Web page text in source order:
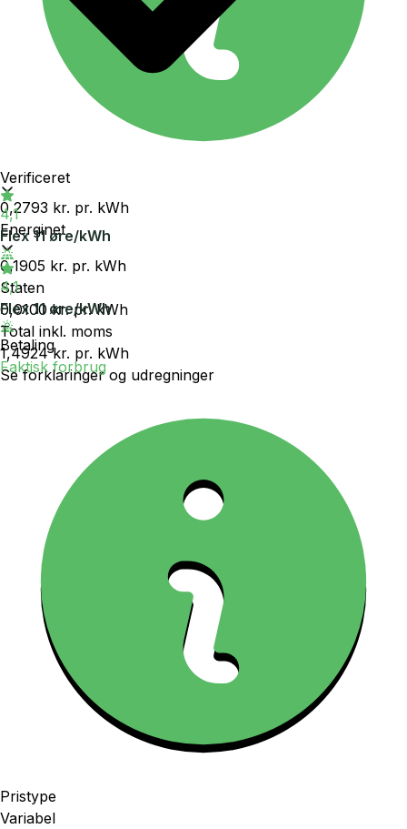
0,2793 kr. pr. kWh
Energinet
0,1905 kr. pr. kWh
Staten
0,0100 kr. pr. kWh
Total inkl. moms
1,4924 kr. pr. kWh
Se forklaringer og udregninger
Verificeret
4,1
Flex 11 øre/kWh
4,1
Flex 11 øre/kWh
Betaling
Faktisk forbrug
Pristype
Variabel